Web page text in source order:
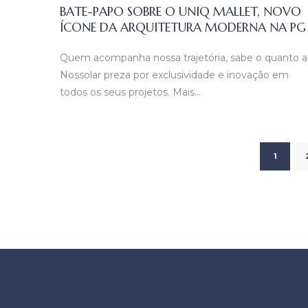
BATE-PAPO SOBRE O UNIQ MALLET, NOVO
ÍCONE DA ARQUITETURA MODERNA NA PG
Quem acompanha nossa trajetória, sabe o quanto a
Nossolar preza por exclusividade e inovação em
todos os seus projetos. Mais…
1